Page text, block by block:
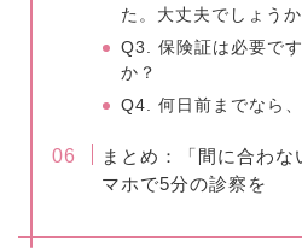
た。大丈夫でしょうか
Q3. 保険証は必要で
か？
Q4. 何日前までなら
まとめ：「間に合わ
マホで5分の診察を